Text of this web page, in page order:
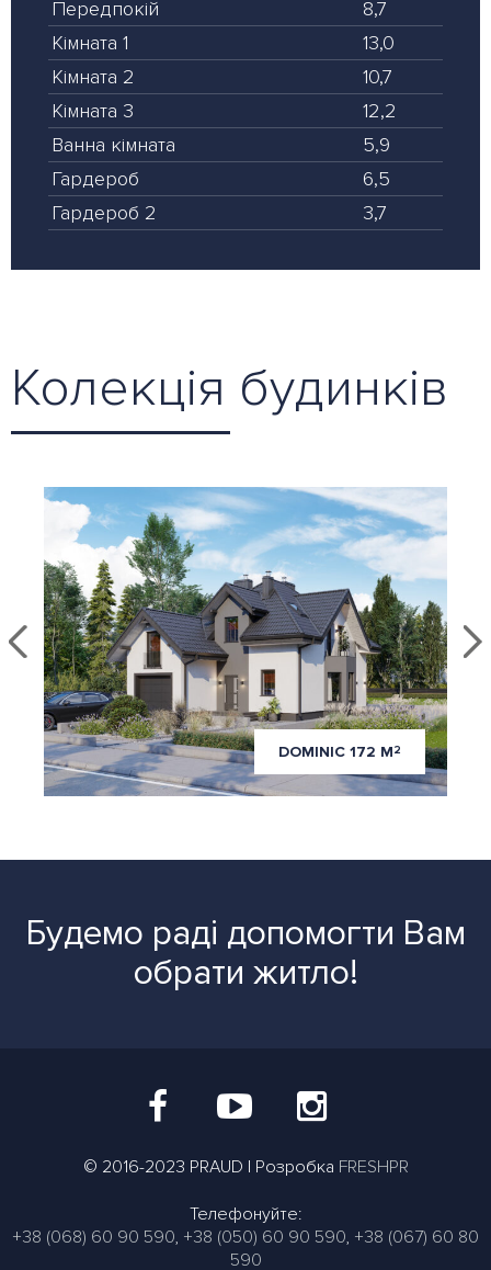
Передпокій
8,7
Кімната 1
13,0
Кімната 2
10,7
Кімната 3
12,2
Ванна кімната
5,9
Гардероб
6,5
Гардероб 2
3,7
Колекція будинків
DOMINIC 172 М2
Будемо раді допомогти Вам
обрати житло!
© 2016-2023 PRAUD | Розробка FRESHPR
Телефонуйте:
+38 (068) 60 90 590, +38 (050) 60 90 590, +38 (067) 60 80
590